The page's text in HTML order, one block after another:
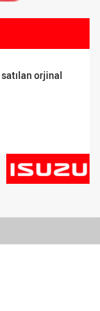
orjinal